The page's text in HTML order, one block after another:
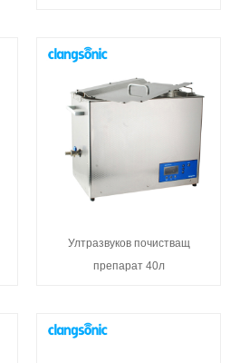
Ултразвуков почистващ
препарат 40л